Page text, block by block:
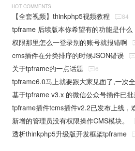
HOT COMMENTS
【全套视频】thinkphp5视频教程 84
权限那里怎么一登录别的账号就报错啊
cms插件在分类排序的时候JSON错误 
关于tpframe的一点话题 6
tpframe6.0马上就要跟大家见面了,一次
基于tpframe v3.x 的微信公众号插件已
新增的管理员没有权限操作CMS模块。
透析thinkphp5升级版开发框架tpframe